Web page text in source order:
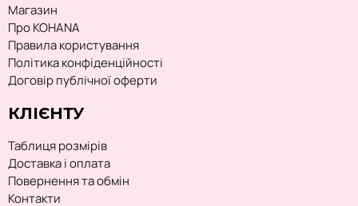
Магазин
Про KOHANA
Правила користування
Політика конфіденційності
Договір публічної оферти
КЛІЄНТУ
Таблиця розмірів
Доставка і оплата
Повернення та обмін
Контакти